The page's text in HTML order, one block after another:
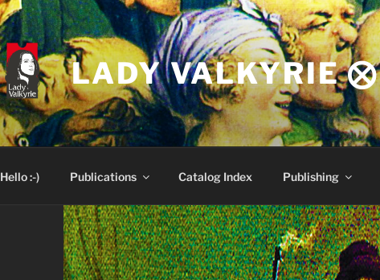
LADY VALKYRIE ⨂
Hello :-) Publications Catalog Index Publishing